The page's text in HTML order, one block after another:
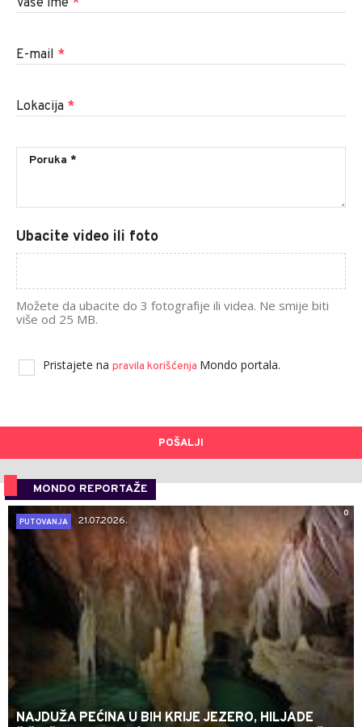
E-mail *
Lokacija *
Ubacite video ili foto
Možete da ubacite do 3 fotografije ili videa. Ne smije biti
više od 25 MB.
Pristajete na pravila korišćenja Mondo portala.
POŠALJI
MONDO REPORTAŽE
0
PUTOVANJA
21.07.2026.
NAJDUŽA PEĆINA U BIH KRIJE JEZERO, HILJADE